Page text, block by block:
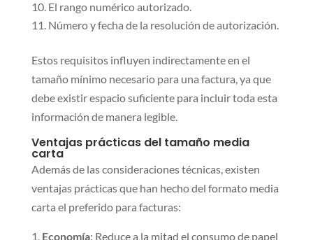
El rango numérico autorizado.
Número y fecha de la resolución de autorización.
Estos requisitos influyen indirectamente en el
tamaño mínimo necesario para una factura, ya que
debe existir espacio suficiente para incluir toda esta
información de manera legible.
Ventajas prácticas del tamaño media
carta
Además de las consideraciones técnicas, existen
ventajas prácticas que han hecho del formato media
carta el preferido para facturas:
Economía: Reduce a la mitad el consumo de papel